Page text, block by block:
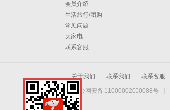
会员介绍
生活旅行/团购
常见问题
大家电
联系客服
关于我们 联系我们 联系客服
京公网安备 11000002000088号